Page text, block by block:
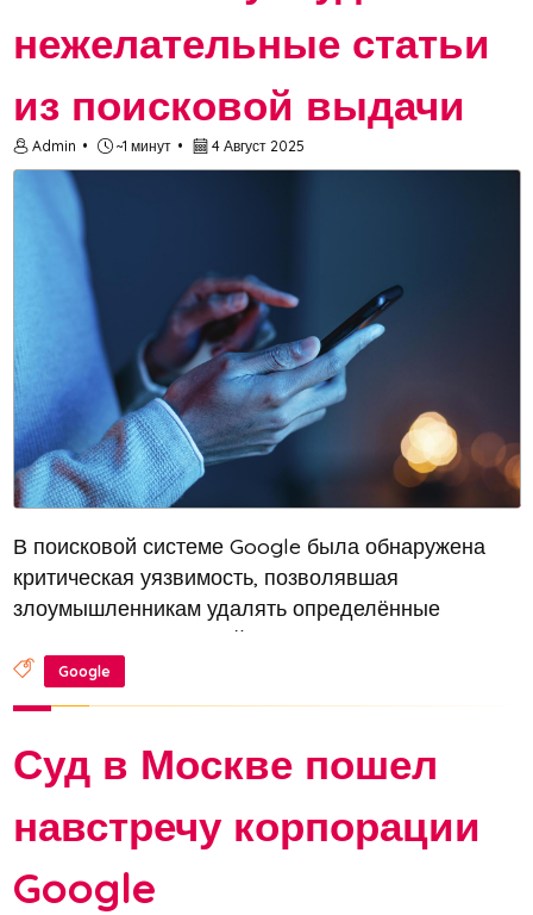
нежелательные статьи
из поисковой выдачи
Admin ~1 минут 4 Август 2025
В поисковой системе Google была обнаружена
критическая уязвимость, позволявшая
злоумышленникам удалять определённые
страницы из поисковой выдачи. О проблеме
сообщил специалист по информационной
безопасности, отметив, что данная лазейка
Google
Суд в Москве пошел
навстречу корпорации
Google